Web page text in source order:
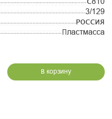
С810
3/129
РОССИЯ
Пластмасса
В корзину